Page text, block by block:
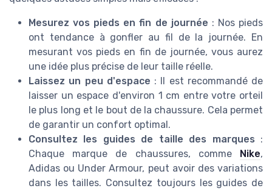
Mesurez vos pieds en fin de journée : Nos pieds
ont tendance à gonfler au fil de la journée. En
mesurant vos pieds en fin de journée, vous aurez
une idée plus précise de leur taille réelle.
Laissez un peu d'espace : Il est recommandé de
laisser un espace d'environ 1 cm entre votre orteil
le plus long et le bout de la chaussure. Cela permet
de garantir un confort optimal.
Consultez les guides de taille des marques :
Chaque marque de chaussures, comme
Nike,
Adidas ou Under Armour, peut avoir des variations
dans les tailles. Consultez toujours les guides de